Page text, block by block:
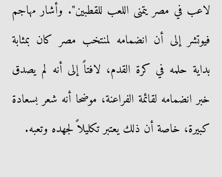
لاعب في مصر يتمنى اللعب للقطبين". وأشار مهاجم
فيوتشر إلى أن انضمامه لمنتخب مصر كان بمثابة
بداية حلمه في كرة القدم، لافتاً إلى أنه لم يصدق
خبر انضمامه لقائمة الفراعنة، موضحا أنه شعر بسعادة
كبيرة، خاصة أن ذلك يعتبر تكليلاً لجهده وتعبه.